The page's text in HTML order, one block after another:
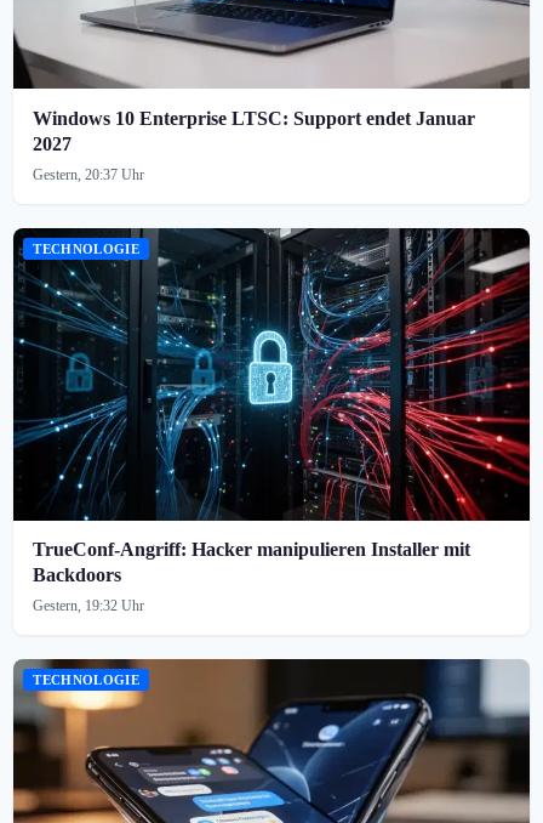
Windows 10 Enterprise LTSC: Support endet Januar
2027
Gestern, 20:37 Uhr
TECHNOLOGIE
TrueConf-Angriff: Hacker manipulieren Installer mit
Backdoors
Gestern, 19:32 Uhr
TECHNOLOGIE